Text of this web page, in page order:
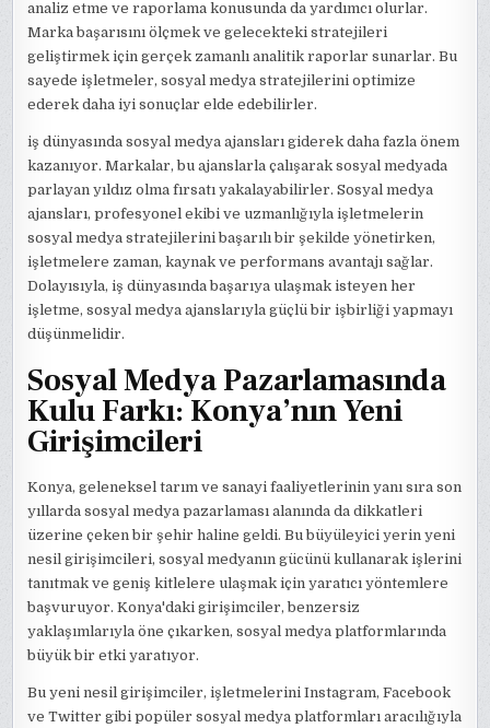
analiz etme ve raporlama konusunda da yardımcı olurlar.
Marka başarısını ölçmek ve gelecekteki stratejileri
geliştirmek için gerçek zamanlı analitik raporlar sunarlar. Bu
sayede işletmeler, sosyal medya stratejilerini optimize
ederek daha iyi sonuçlar elde edebilirler.
iş dünyasında sosyal medya ajansları giderek daha fazla önem
kazanıyor. Markalar, bu ajanslarla çalışarak sosyal medyada
parlayan yıldız olma fırsatı yakalayabilirler. Sosyal medya
ajansları, profesyonel ekibi ve uzmanlığıyla işletmelerin
sosyal medya stratejilerini başarılı bir şekilde yönetirken,
işletmelere zaman, kaynak ve performans avantajı sağlar.
Dolayısıyla, iş dünyasında başarıya ulaşmak isteyen her
işletme, sosyal medya ajanslarıyla güçlü bir işbirliği yapmayı
düşünmelidir.
Sosyal Medya Pazarlamasında
Kulu Farkı: Konya’nın Yeni
Girişimcileri
Konya, geleneksel tarım ve sanayi faaliyetlerinin yanı sıra son
yıllarda sosyal medya pazarlaması alanında da dikkatleri
üzerine çeken bir şehir haline geldi. Bu büyüleyici yerin yeni
nesil girişimcileri, sosyal medyanın gücünü kullanarak işlerini
tanıtmak ve geniş kitlelere ulaşmak için yaratıcı yöntemlere
başvuruyor. Konya'daki girişimciler, benzersiz
yaklaşımlarıyla öne çıkarken, sosyal medya platformlarında
büyük bir etki yaratıyor.
Bu yeni nesil girişimciler, işletmelerini Instagram, Facebook
ve Twitter gibi popüler sosyal medya platformları aracılığıyla